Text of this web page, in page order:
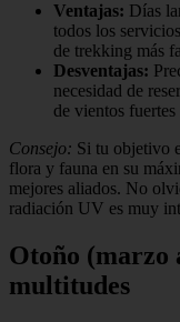
Ventajas: Días
todos los
de trekking más
Desventajas:
necesidad de
de vientos
Consejo: Si tu objetivo
flora y fauna en su
mejores aliados. No
radiación UV es muy
Otoño (marzo
multitudes